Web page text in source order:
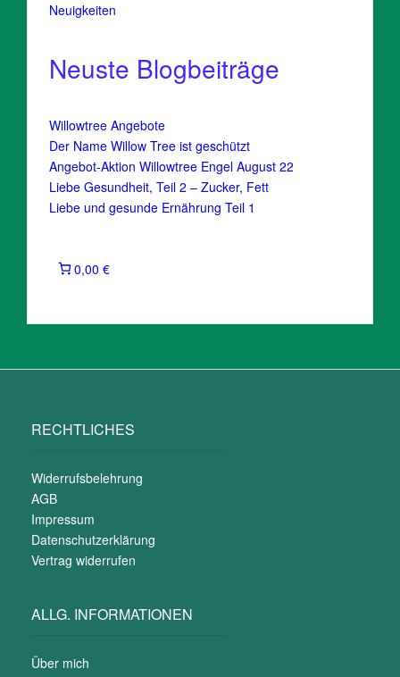
Neuigkeiten
Neuste Blogbeiträge
Willowtree Angebote
Der Name Willow Tree ist geschützt
Angebot-Aktion Willowtree Engel August 22
Liebe Gesundheit, Teil 2 – Zucker, Fett
Liebe und gesunde Ernährung Teil 1
0,00 €
RECHTLICHES
Widerrufsbelehrung
AGB
Impressum
Datenschutzerklärung
Vertrag widerrufen
ALLG. INFORMATIONEN
Über mich